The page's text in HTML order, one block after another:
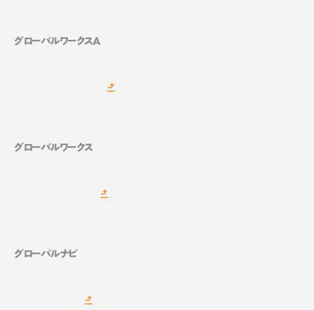
グローバルワークスA
グローバルワークス
グローバルナビ